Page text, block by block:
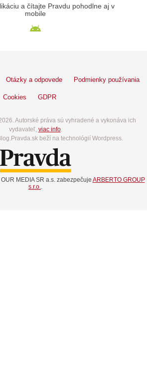
a čítajte Pravdu pohodlne aj v
mobile
Otázky a odpovede Podmienky používania
Cookies GDPR
Autorské práva sú vyhradené a vykonáva ich
vydavateľ, viac info.
beží na technológií Wordpress.
MEDIA SR a.s. zabezpečuje ARBERTO GROUP
s.r.o..